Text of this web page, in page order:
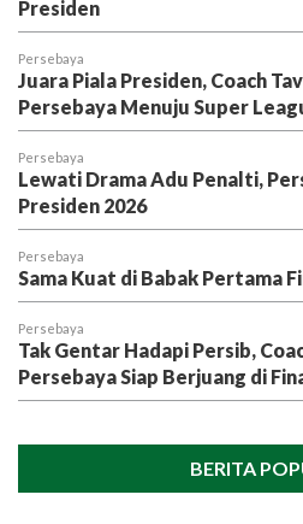
Presiden
Persebaya
Juara Piala Presiden, Coach
Persebaya Menuju Super
Persebaya
Lewati Drama Adu Penalti,
Presiden 2026
Persebaya
Sama Kuat di Babak Pertama
Persebaya
Tak Gentar Hadapi Persib,
Persebaya Siap Berjuang di
BERITA